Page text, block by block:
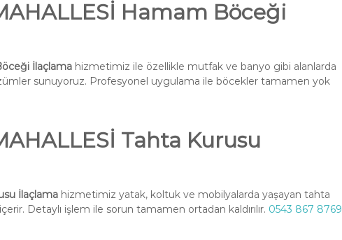
Hamam Böceği
İlaçlama hizmetimiz ile özellikle mutfak ve banyo gibi alanlarda
sunuyoruz. Profesyonel uygulama ile böcekler tamamen yok
Tahta Kurusu
İlaçlama hizmetimiz yatak, koltuk ve mobilyalarda yaşayan tahta
Detaylı işlem ile sorun tamamen ortadan kaldırılır. 0543 867 8769